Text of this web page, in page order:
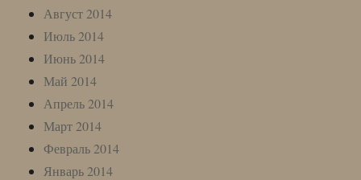
Август 2014
Июль 2014
Июнь 2014
Май 2014
Апрель 2014
Март 2014
Февраль 2014
Январь 2014